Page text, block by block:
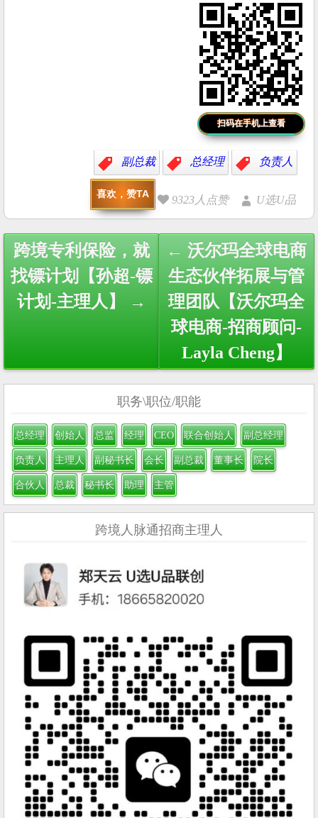
扫码在手机上查看
副总裁 总经理 负责人
喜欢，赞TA 9323人点赞 U选U品
Post
navigation
跨境专利保险，就
找镖计划【孙超-镖
计划-主理人】 →
← 沃尔玛全球电商
生态伙伴拓展与管
理团队【沃尔玛全
球电商-招商顾问-
Layla Cheng】
职务\职位/职能
总经理 创始人 总监 经理 CEO 联合创始人 副总经理
负责人 主理人 副秘书长 会长 副总裁 董事长 院长
合伙人 总裁 秘书长 助理 主管
跨境人脉通招商主理人